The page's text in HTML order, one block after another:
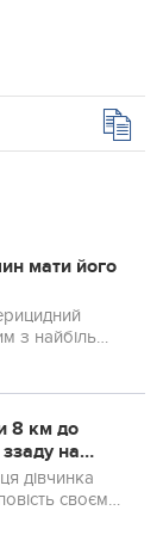
мати його
з найбільш
для
8 км до
на
дівчинка
своєму